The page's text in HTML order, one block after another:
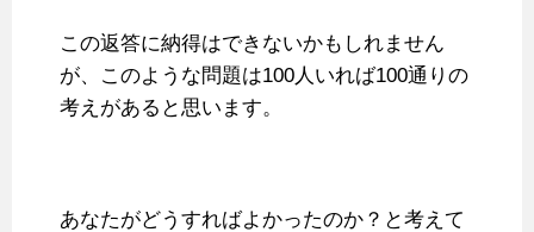
この返答に納得はできないかもしれません
が、このような問題は100人いれば100通りの
考えがあると思います。
あなたがどうすればよかったのか？と考えて